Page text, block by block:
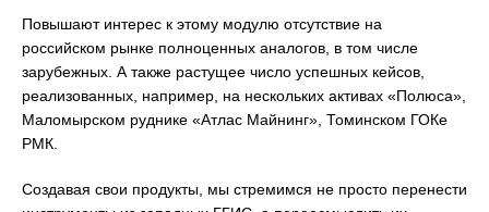
Повышают интерес к этому модулю отсутствие на
российском рынке полноценных аналогов, в том числе
зарубежных. А также растущее число успешных кейсов,
реализованных, например, на нескольких активах «Полюса»,
Маломырском руднике «Атлас Майнинг», Томинском ГОКе
РМК.
Создавая свои продукты, мы стремимся не просто перенести